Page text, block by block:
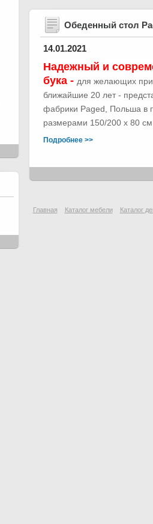
Обеденный стол
14.01.2021
Надежный и
бука - для желающих
ближайшие 20 лет -
фабрики Paged, Польша в
размерами 150/200 х 80
Подробнее >>
Главная Каталог мебели Каталог